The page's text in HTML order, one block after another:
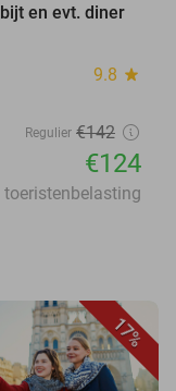
en evt. diner
9.8 star
Regulier €142
€124
toeristenbelasting
17%